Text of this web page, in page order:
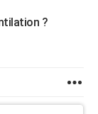
?